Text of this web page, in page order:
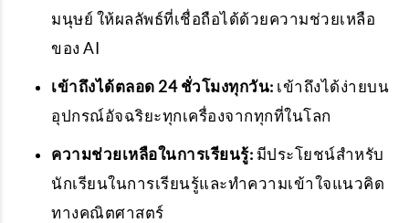
มนุษย์ ให้ผลลัพธ์ที่เชื่อถือได้ด้วยความช่วยเหลือ
ของ AI
เข้าถึงได้ตลอด 24 ชั่วโมงทุกวัน: เข้าถึงได้ง่ายบน
อุปกรณ์อัจฉริยะทุกเครื่องจากทุกที่ในโลก
ความช่วยเหลือในการเรียนรู้: มีประโยชน์สำหรับ
นักเรียนในการเรียนรู้และทำความเข้าใจแนวคิด
ทางคณิตศาสตร์